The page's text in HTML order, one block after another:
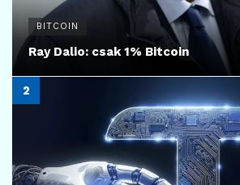
BITCOIN
Ray Dalio: csak 1% Bitcoin